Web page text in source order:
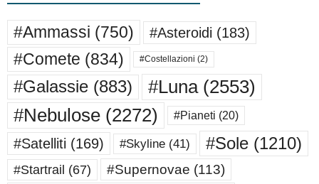
#Ammassi (750) #Asteroidi (183)
#Comete (834) #Costellazioni (2)
#Galassie (883) #Luna(2553)
#Nebulose (2272) #Pianeti (20)
#Satelliti (169) #Skyline (41) #Sole (1210)
#Startrail (67) #Supernovae (113)